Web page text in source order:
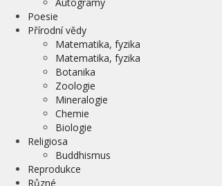
Poesie
Přírodní vědy
Matematika, fyzika
Matematika, fyzika
Botanika
Zoologie
Mineralogie
Chemie
Biologie
Religiosa
Buddhismus
Reprodukce
Různé